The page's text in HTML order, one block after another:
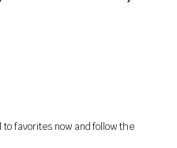
to favorites now and follow the